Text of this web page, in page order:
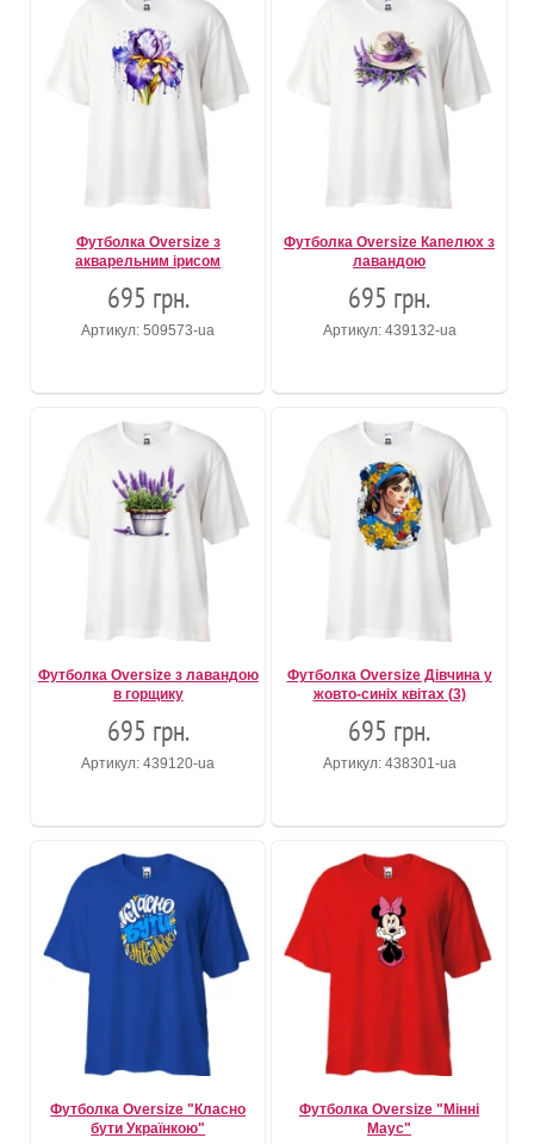
Футболка Oversize з
акварельним ірисом
695 грн.
Артикул: 509573-ua
Футболка Oversize Капелюх з
лавандою
695 грн.
Артикул: 439132-ua
Футболка Oversize з лавандою
в горщику
695 грн.
Артикул: 439120-ua
Футболка Oversize Дівчина у
жовто-синіх квітах (3)
695 грн.
Артикул: 438301-ua
Футболка Oversize "Класно
бути Українкою"
Футболка Oversize "Мінні
Маус"